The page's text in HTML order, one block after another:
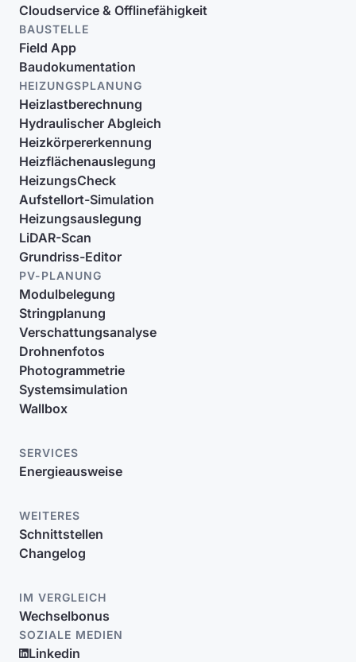
Cloudservice & Offlinefähigkeit
BAUSTELLE
Field App
Baudokumentation
HEIZUNGSPLANUNG
Heizlastberechnung
Hydraulischer Abgleich
Heizkörpererkennung
Heizflächenauslegung
HeizungsCheck
Aufstellort-Simulation
Heizungsauslegung
LiDAR-Scan
Grundriss-Editor
PV-PLANUNG
Modulbelegung
Stringplanung
Verschattungsanalyse
Drohnenfotos
Photogrammetrie
Systemsimulation
Wallbox
SERVICES
Energieausweise
WEITERES
Schnittstellen
Changelog
IM VERGLEICH
Wechselbonus
SOZIALE MEDIEN
Linkedin